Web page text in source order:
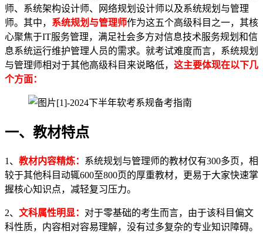
师、系统架构设计师、网络规划设计师以及系统规划与管理
师。其中， 系统规划与管理师作为这五个高级科目之一，其核
心聚焦于IT服务管理，满足社会多方对信息技术服务规划和信
息系统运行维护管理人员的需求。就考试难度而言，系统规划
与管理师相对于其他高级科目来说略低， 这主要体现在以下几
个方面：
一、教材特点
1、 教材内容精炼： 系统规划与管理师的教材仅有300多页，相
较于其他科目动辄600至800页的厚重教材，更易于大家快速掌
握核心知识点，减轻复习压力。
2、 文科属性明显： 对于零基础的考生而言，由于该科目偏文
科性质，内容相对容易理解，没有过多复杂的专业知识障碍。